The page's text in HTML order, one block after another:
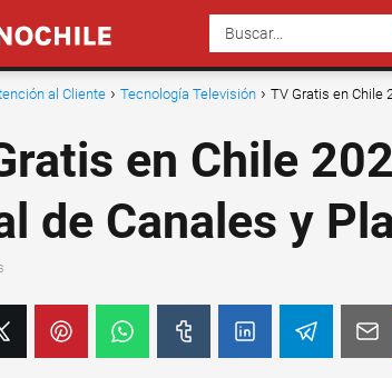
al Cliente Tecnología Televisión
TV Gratis en Chile
en Chile
de Canales y